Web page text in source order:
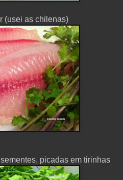
(usei as chilenas)
picadas em tirinhas